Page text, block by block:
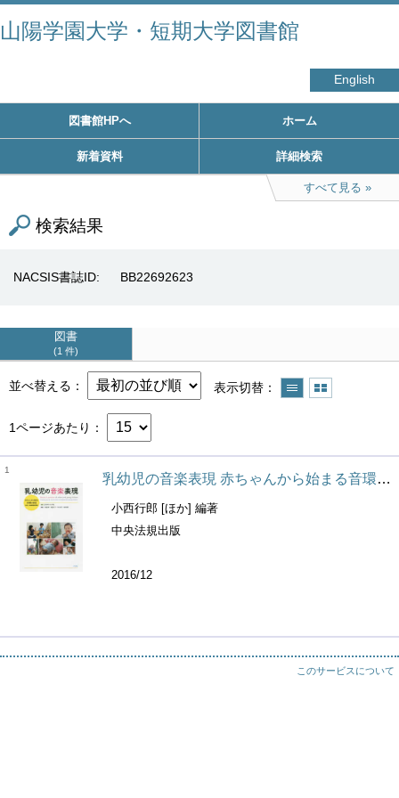
山陽学園大学・短期大学図書館
English
図書館HPへ ホーム
新着資料 詳細検索
すべて見る
検索結果
NACSIS書誌ID BB22692623
図書
1 件
並べ替える 表示切替
1ページあたり
1
乳幼児の音楽表現 赤ちゃんから始まる音環境の創造(保育士･幼稚園教諭養成課程)
小西行郎 [ほか] 編著
中央法規出版
2016/12
このサービスについて